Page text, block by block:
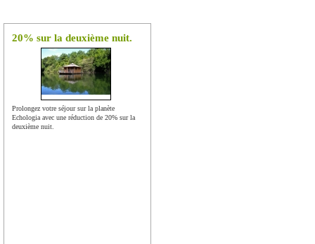
20% sur la deuxième nuit.
Prolongez votre séjour sur la planète
Echologia avec une réduction de 20% sur la
deuxième nuit.